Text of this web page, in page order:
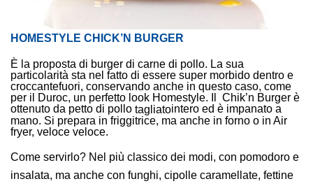
HOMESTYLE CHICK’N BURGER
È la proposta di burger di carne di pollo. La sua
particolarità sta nel fatto di essere super morbido dentro e
croccantefuori, conservando anche in questo caso, come
per il Duroc, un perfetto look Homestyle. Il Chik’n Burger è
ottenuto da petto di pollo tagliatointero ed è impanato a
mano. Si prepara in friggitrice, ma anche in forno o in Air
fryer, veloce veloce.
Come servirlo? Nel più classico dei modi, con pomodoro e
insalata, ma anche con funghi, cipolle caramellate, fettine